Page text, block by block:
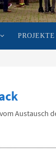
Austausch